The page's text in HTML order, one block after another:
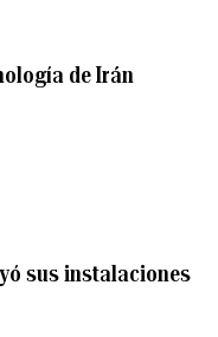
de Irán
sus instalaciones